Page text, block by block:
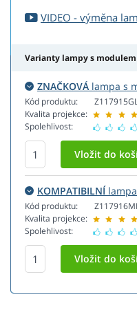
VIDEO - výměna
Varianty lampy s modulem
ZNAČKOVÁ lampa s
Kód produktu:
Kvalita projekce:
Spolehlivost:
KOMPATIBILNÍ
Kód produktu:
Kvalita projekce:
Spolehlivost: